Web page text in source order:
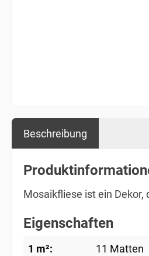
Beschreibung
Mosaikfliese ist ein
Eigenschaften
1 m²: 11 Matten